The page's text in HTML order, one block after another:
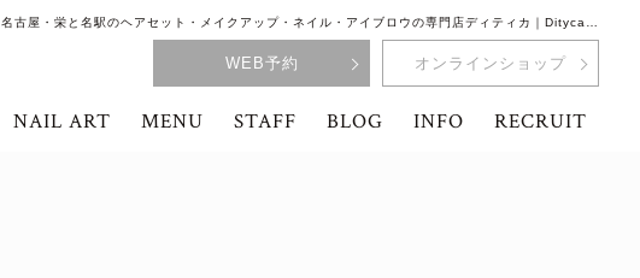
名古屋・栄と名駅のヘアセット・メイクアップ・ネイル・アイブロウの専門店ディティカ｜Dityca…
WEB予約 オンラインショップ
NAIL ART MENU STAFF BLOG INFO RECRUIT